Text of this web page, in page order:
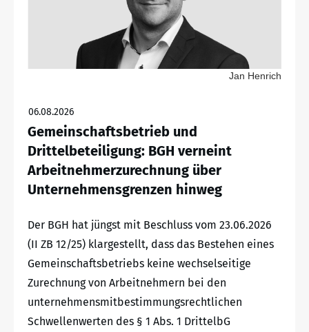
Jan Henrich
06.08.2026
Gemeinschaftsbetrieb und
Drittelbeteiligung: BGH verneint
Arbeitnehmerzurechnung über
Unternehmensgrenzen hinweg
Der BGH hat jüngst mit Beschluss vom 23.06.2026
(II ZB 12/25) klargestellt, dass das Bestehen eines
Gemeinschaftsbetriebs keine wechselseitige
Zurechnung von Arbeitnehmern bei den
unternehmensmitbestimmungsrechtlichen
Schwellenwerten des § 1 Abs. 1 DrittelbG